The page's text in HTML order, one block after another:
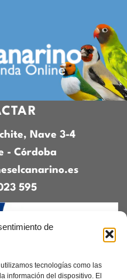
de
tecnologías como las
información del dispositivo. El
Nave 3-4
- Córdoba
595